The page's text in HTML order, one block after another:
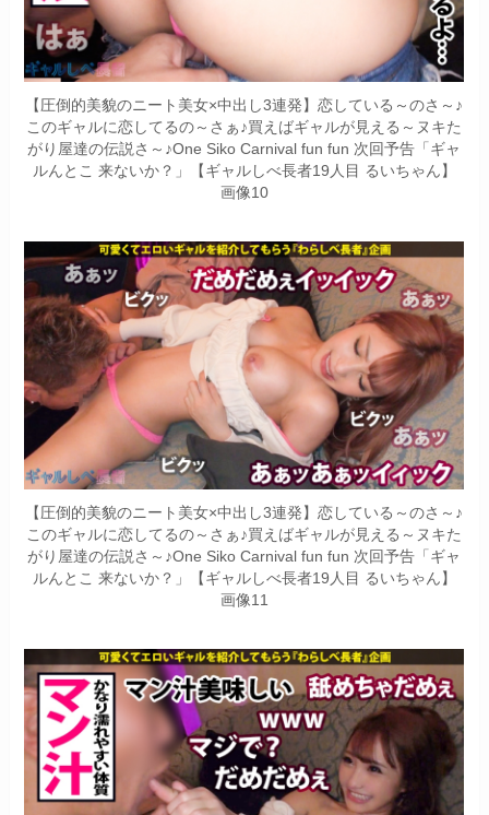
【圧倒的美貌のニート美女×中出し3連発】恋している～のさ～♪
このギャルに恋してるの～さぁ♪買えばギャルが見える～ヌキた
がり屋達の伝説さ～♪One Siko Carnival fun fun 次回予告「ギャ
ルんとこ 来ないか？」【ギャルしべ長者19人目 るいちゃん】
画像10
【圧倒的美貌のニート美女×中出し3連発】恋している～のさ～♪
このギャルに恋してるの～さぁ♪買えばギャルが見える～ヌキた
がり屋達の伝説さ～♪One Siko Carnival fun fun 次回予告「ギャ
ルんとこ 来ないか？」【ギャルしべ長者19人目 るいちゃん】
画像11